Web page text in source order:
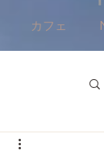
カフェ